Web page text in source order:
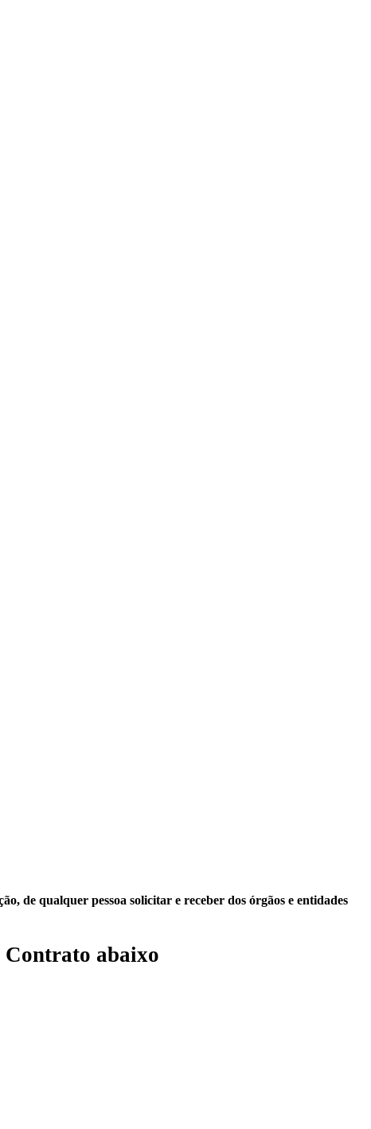
de qualquer pessoa solicitar e receber dos órgãos e entidades
Contrato abaixo